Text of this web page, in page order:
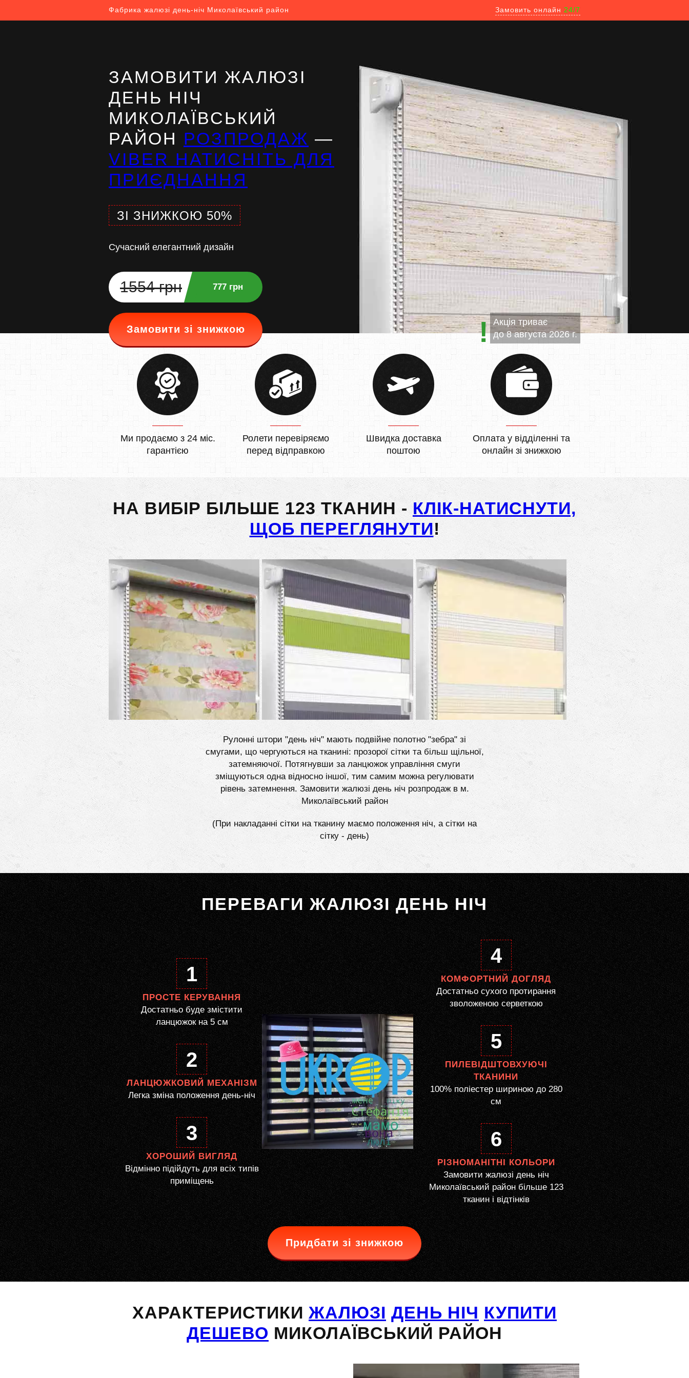
Фабрика жалюзі день-ніч Миколаївський район Замовить онлайн 24/7
ЗАМОВИТИ ЖАЛЮЗІ
ДЕНЬ НІЧ
МИКОЛАЇВСЬКИЙ
РАЙОН РОЗПРОДАЖ —
VIBER НАТИСНІТЬ ДЛЯ
ПРИЄДНАННЯ
ЗІ ЗНИЖКОЮ 50%
Сучасний елегантний дизайн
1554 грн 777 грн
Замовити зі знижкою
Акція триває
до8 августа 2026 г.
Ми продаємо з 24 міс.
гарантією
Ролети перевіряємо
перед відправкою
Швидка доставка
поштою
Оплата у відділенні та
онлайн зі знижкою
НА ВИБІР БІЛЬШЕ 123 ТКАНИН - КЛІК-НАТИСНУТИ,
ЩОБ ПЕРЕГЛЯНУТИ!
Рулонні штори "день ніч" мають подвійне полотно "зебра" зі
смугами, що чергуються на тканині: прозорої сітки та більш щільної,
затемняючої. Потягнувши за ланцюжок управління смуги
зміщуються одна відносно іншої, тим самим можна регулювати
рівень затемнення. Замовити жалюзі день ніч розпродаж в м.
Миколаївський район
(При накладанні сітки на тканину маємо положення ніч, а сітки на
сітку - день)
ПЕРЕВАГИ ЖАЛЮЗІ ДЕНЬ НІЧ
1
ПРОСТЕ КЕРУВАННЯ
Достатньо буде змістити
ланцюжок на 5 см
2
ЛАНЦЮЖКОВИЙ МЕХАНІЗМ
Легка зміна положення день-ніч
3
ХОРОШИЙ ВИГЛЯД
Відмінно підійдуть для всіх типів
приміщень
4
КОМФОРТНИЙ ДОГЛЯД
Достатньо сухого протирання
зволоженою серветкою
5
ПИЛЕВІДШТОВХУЮЧІ
ТКАНИНИ
100% поліестер шириною до 280
см
6
РІЗНОМАНІТНІ КОЛЬОРИ
Замовити жалюзі день ніч
Миколаївський район більше 123
тканин і відтінків
Придбати зі знижкою
ХАРАКТЕРИСТИКИ ЖАЛЮЗІ ДЕНЬ НІЧ КУПИТИ
ДЕШЕВО МИКОЛАЇВСЬКИЙ РАЙОН